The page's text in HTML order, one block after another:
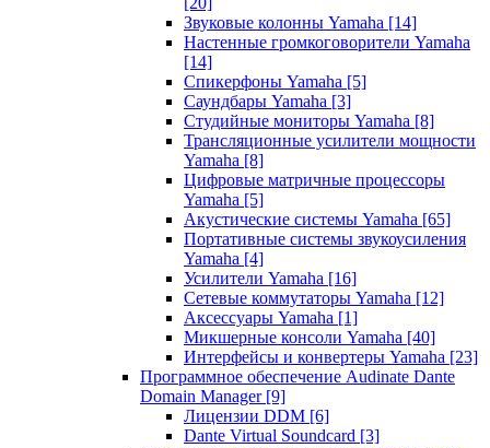
Звуковые колонны Yamaha [14]
Настенные громкоговорители Yamaha
[14]
Спикерфоны Yamaha [5]
Саундбары Yamaha [3]
Студийные мониторы Yamaha [8]
Трансляционные усилители мощности
Yamaha [8]
Цифровые матричные процессоры
Yamaha [5]
Акустические системы Yamaha [65]
Портативные системы звукоусиления
Yamaha [4]
Усилители Yamaha [16]
Сетевые коммутаторы Yamaha [12]
Аксессуары Yamaha [1]
Микшерные консоли Yamaha [40]
Интерфейсы и конвертеры Yamaha [23]
Программное обеспечение Audinate Dante
Domain Manager [9]
Лицензии DDM [6]
Dante Virtual Soundcard [3]